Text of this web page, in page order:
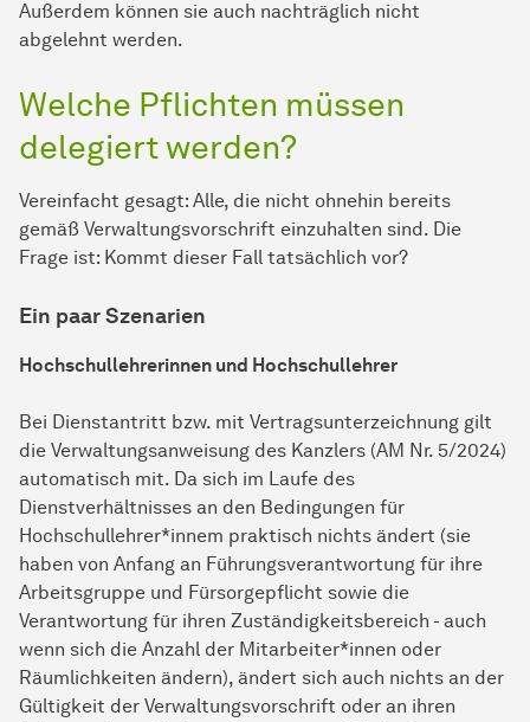
Außerdem können sie auch nachträglich nicht
abgelehnt werden.
Welche Pflichten müssen
delegiert werden?
Vereinfacht gesagt: Alle, die nicht ohnehin bereits
gemäß Verwaltungsvorschrift einzuhalten sind. Die
Frage ist: Kommt dieser Fall tatsächlich vor?
Ein paar Szenarien
Hochschullehrerinnen und Hochschullehrer
Bei Dienstantritt bzw. mit Vertragsunterzeichnung gilt
die Verwaltungsanweisung des Kanzlers (AM Nr. 5/2024)
automatisch mit. Da sich im Laufe des
Dienstverhältnisses an den Bedingungen für
Hochschullehrer*innem praktisch nichts ändert (sie
haben von Anfang an Führungsverantwortung für ihre
Arbeitsgruppe und Fürsorgepflicht sowie die
Verantwortung für ihren Zuständigkeitsbereich - auch
wenn sich die Anzahl der Mitarbeiter*innen oder
Räumlichkeiten ändern), ändert sich auch nichts an der
Gültigkeit der Verwaltungsvorschrift oder an ihren